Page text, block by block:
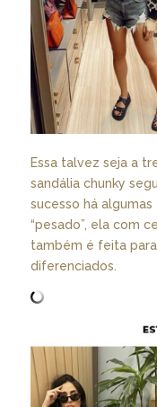
Essa talvez seja a
sandália chunky
sucesso há
“pesado”, ela com
também é feita
diferenciados.